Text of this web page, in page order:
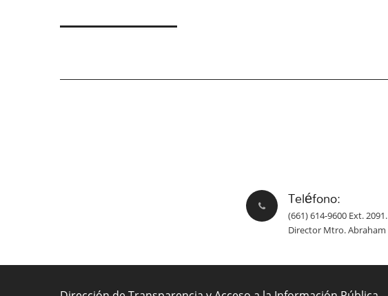
Teléfono:
(661) 614-9600 Ext. 2091.
Director Mtro. Abraham